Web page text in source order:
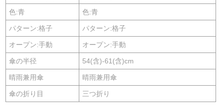
色:青 色:青
パターン:格子 パターン:格子
オープン:手動 オープン:手動
傘の半径 54(含)-61(含)cm
晴雨兼用傘 晴雨兼用傘
傘の折り目 三つ折り